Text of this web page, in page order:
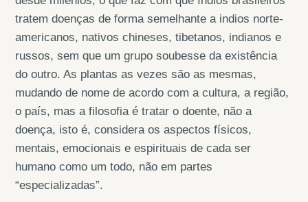
tratem doenças de forma semelhante a indios norte-
americanos, nativos chineses, tibetanos, indianos e
russos, sem que um grupo soubesse da existência
do outro. As plantas as vezes são as mesmas,
mudando de nome de acordo com a cultura, a região,
o país, mas a filosofia é tratar o doente, não a
doença, isto é, considera os aspectos físicos,
mentais, emocionais e espirituais de cada ser
humano como um todo, não em partes
“especializadas”.